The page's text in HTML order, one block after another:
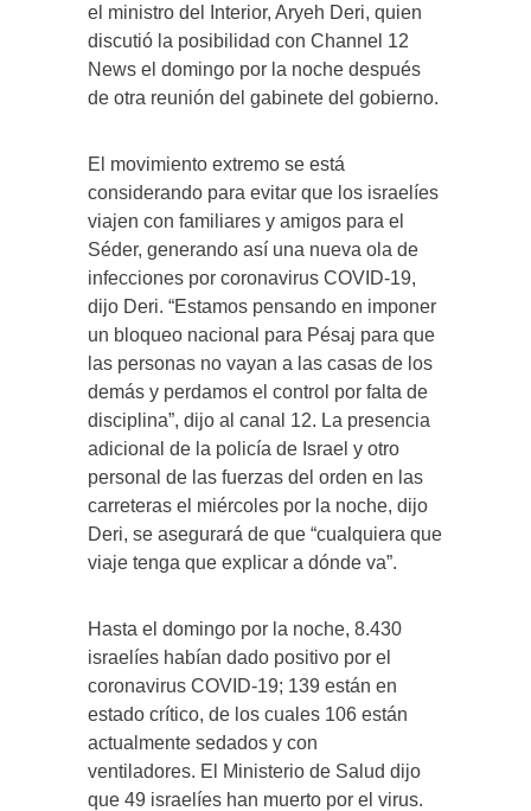
el ministro del Interior, Aryeh Deri, quien
discutió la posibilidad con Channel 12
News el domingo por la noche después
de otra reunión del gabinete del gobierno.
El movimiento extremo se está
considerando para evitar que los israelíes
viajen con familiares y amigos para el
Séder, generando así una nueva ola de
infecciones por coronavirus COVID-19,
dijo Deri. “Estamos pensando en imponer
un bloqueo nacional para Pésaj para que
las personas no vayan a las casas de los
demás y perdamos el control por falta de
disciplina”, dijo al canal 12. La presencia
adicional de la policía de Israel y otro
personal de las fuerzas del orden en las
carreteras el miércoles por la noche, dijo
Deri, se asegurará de que “cualquiera que
viaje tenga que explicar a dónde va”.
Hasta el domingo por la noche, 8.430
israelíes habían dado positivo por el
coronavirus COVID-19; 139 están en
estado crítico, de los cuales 106 están
actualmente sedados y con
ventiladores. El Ministerio de Salud dijo
que 49 israelíes han muerto por el virus.